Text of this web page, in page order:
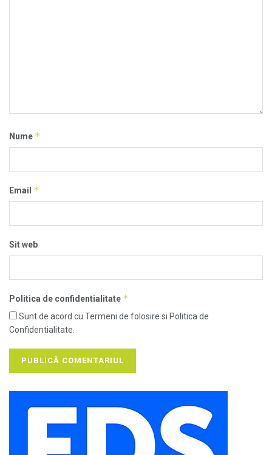
Nume *
Email *
Sit web
Politica de confidentialitate *
Sunt de acord cu Termeni de folosire si Politica de
Confidentialitate.